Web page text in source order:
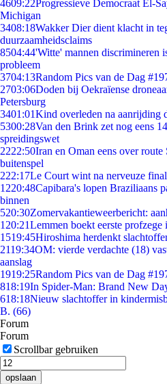
4609:22Progressieve Democraat El-
Michigan
3408:18Wakker Dier dient klacht in
duurzaamheidsclaims
8504:44'Witte' mannen discrimineren
probleem
3704:13Random Pics van de Dag
2703:06Doden bij Oekraïense
Petersburg
3401:01Kind overleden na aanrijding
5300:28Van den Brink zet nog eens
spreidingswet
2222:50Iran en Oman eens over
buitenspel
222:17Le Court wint na nerveuze
1220:48Capibara's lopen Braziliaans
binnen
520:30Zomervakantieweerbericht:
1 20:21Lemmen boekt eerste
1519:45Hiroshima herdenkt
2119:34OM: vierde verdachte (18)
aanslag
1919:25Random Pics van de Dag
818:19In Spider-Man: Brand New
618:18Nieuw slachtoffer in
B. (66)
Forum
Forum
Scrollbar gebruiken
opslaan